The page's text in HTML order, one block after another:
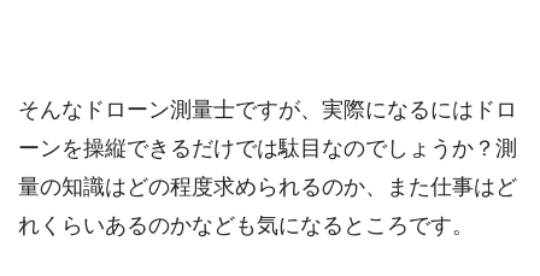
そんなドローン測量士ですが、実際になるにはドロ
ーンを操縦できるだけでは駄目なのでしょうか？測
量の知識はどの程度求められるのか、また仕事はど
れくらいあるのかなども気になるところです。